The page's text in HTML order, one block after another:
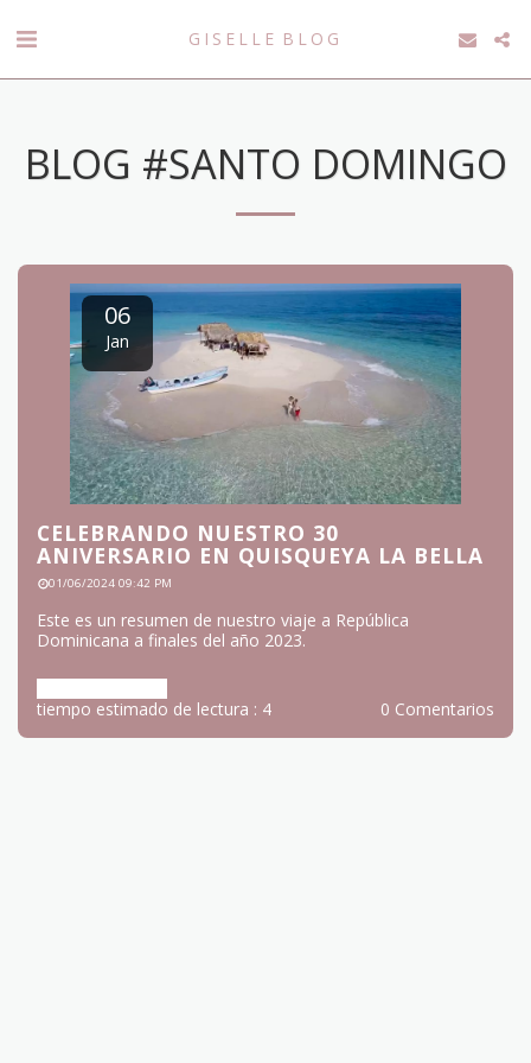
GISELLE BLOG
BLOG #SANTO DOMINGO
06
Jan
CELEBRANDO NUESTRO 30
ANIVERSARIO EN QUISQUEYA LA BELLA
01/06/2024 09:42 PM
Este es un resumen de nuestro viaje a República
Dominicana a finales del año 2023.
tiempo estimado de lectura : 4
0 Comentarios